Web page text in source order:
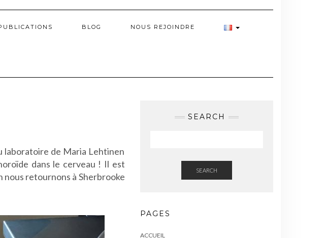
BLOG NOUS REJOINDRE
laboratoire de Maria Lehtinen
dans le cerveau ! Il est
nous retournons à Sherbrooke
SEARCH
SEARCH
PAGES
ACCUEIL